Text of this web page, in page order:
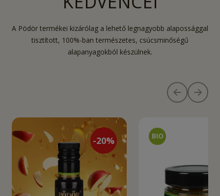
A Pödör termékei kizárólag a lehető legnagyobb alapossággal
tisztított, 100%-ban természetes, csúcsminőségű
alapanyagokból készülnek.
-20%